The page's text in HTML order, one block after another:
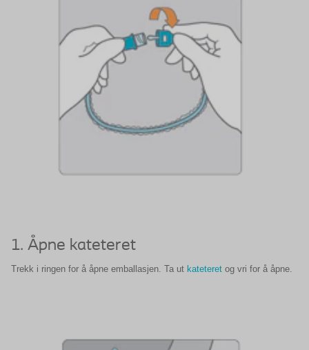
1. Åpne kateteret
Trekk i ringen for å åpne emballasjen. Ta ut kateteret og vri for å åpne.